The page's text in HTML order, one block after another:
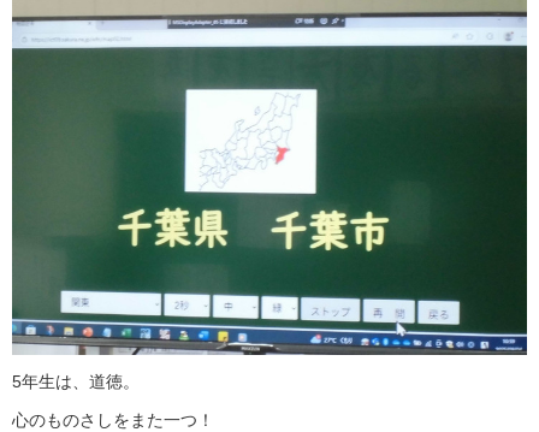
5年生は、道徳。
心のものさしをまた一つ！